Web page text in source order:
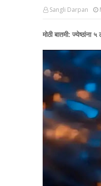
Sangli Darpan
मोठी बातमी: